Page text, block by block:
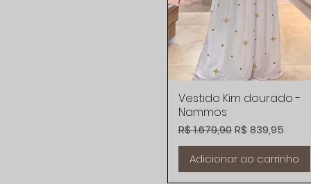
Visualização rápida
Vestido Kim dourado -
Nammos
Preço normal
R$ 1.679,90Preço
R$ 839,95
Adicionar ao carrinho